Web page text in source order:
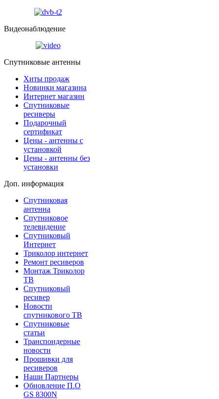
Видеонаблюдение
Спутниковые антенны
Хиты продаж
Новинки магазина
Интернет магазин
Спутниковые
ресиверы
Подарочный
сертификат
Цены - антенны с
установкой
Цены - антенны без
установки
Доп. информация
Спутниковая
антенна
Спутниковое
телевидение
Спутниковый
Интернет
Триколор интернет
Ремонт ресиверов
Монтаж Триколор
ТВ
Спутниковый
ресивер
Новости
спутникового ТВ
Спутниковые
статьи
Транспондерные
новости
Прошивки для
ресиверов
Наши Партнеры
Обновление П.О
GS 8300N